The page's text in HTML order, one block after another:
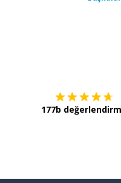
177b